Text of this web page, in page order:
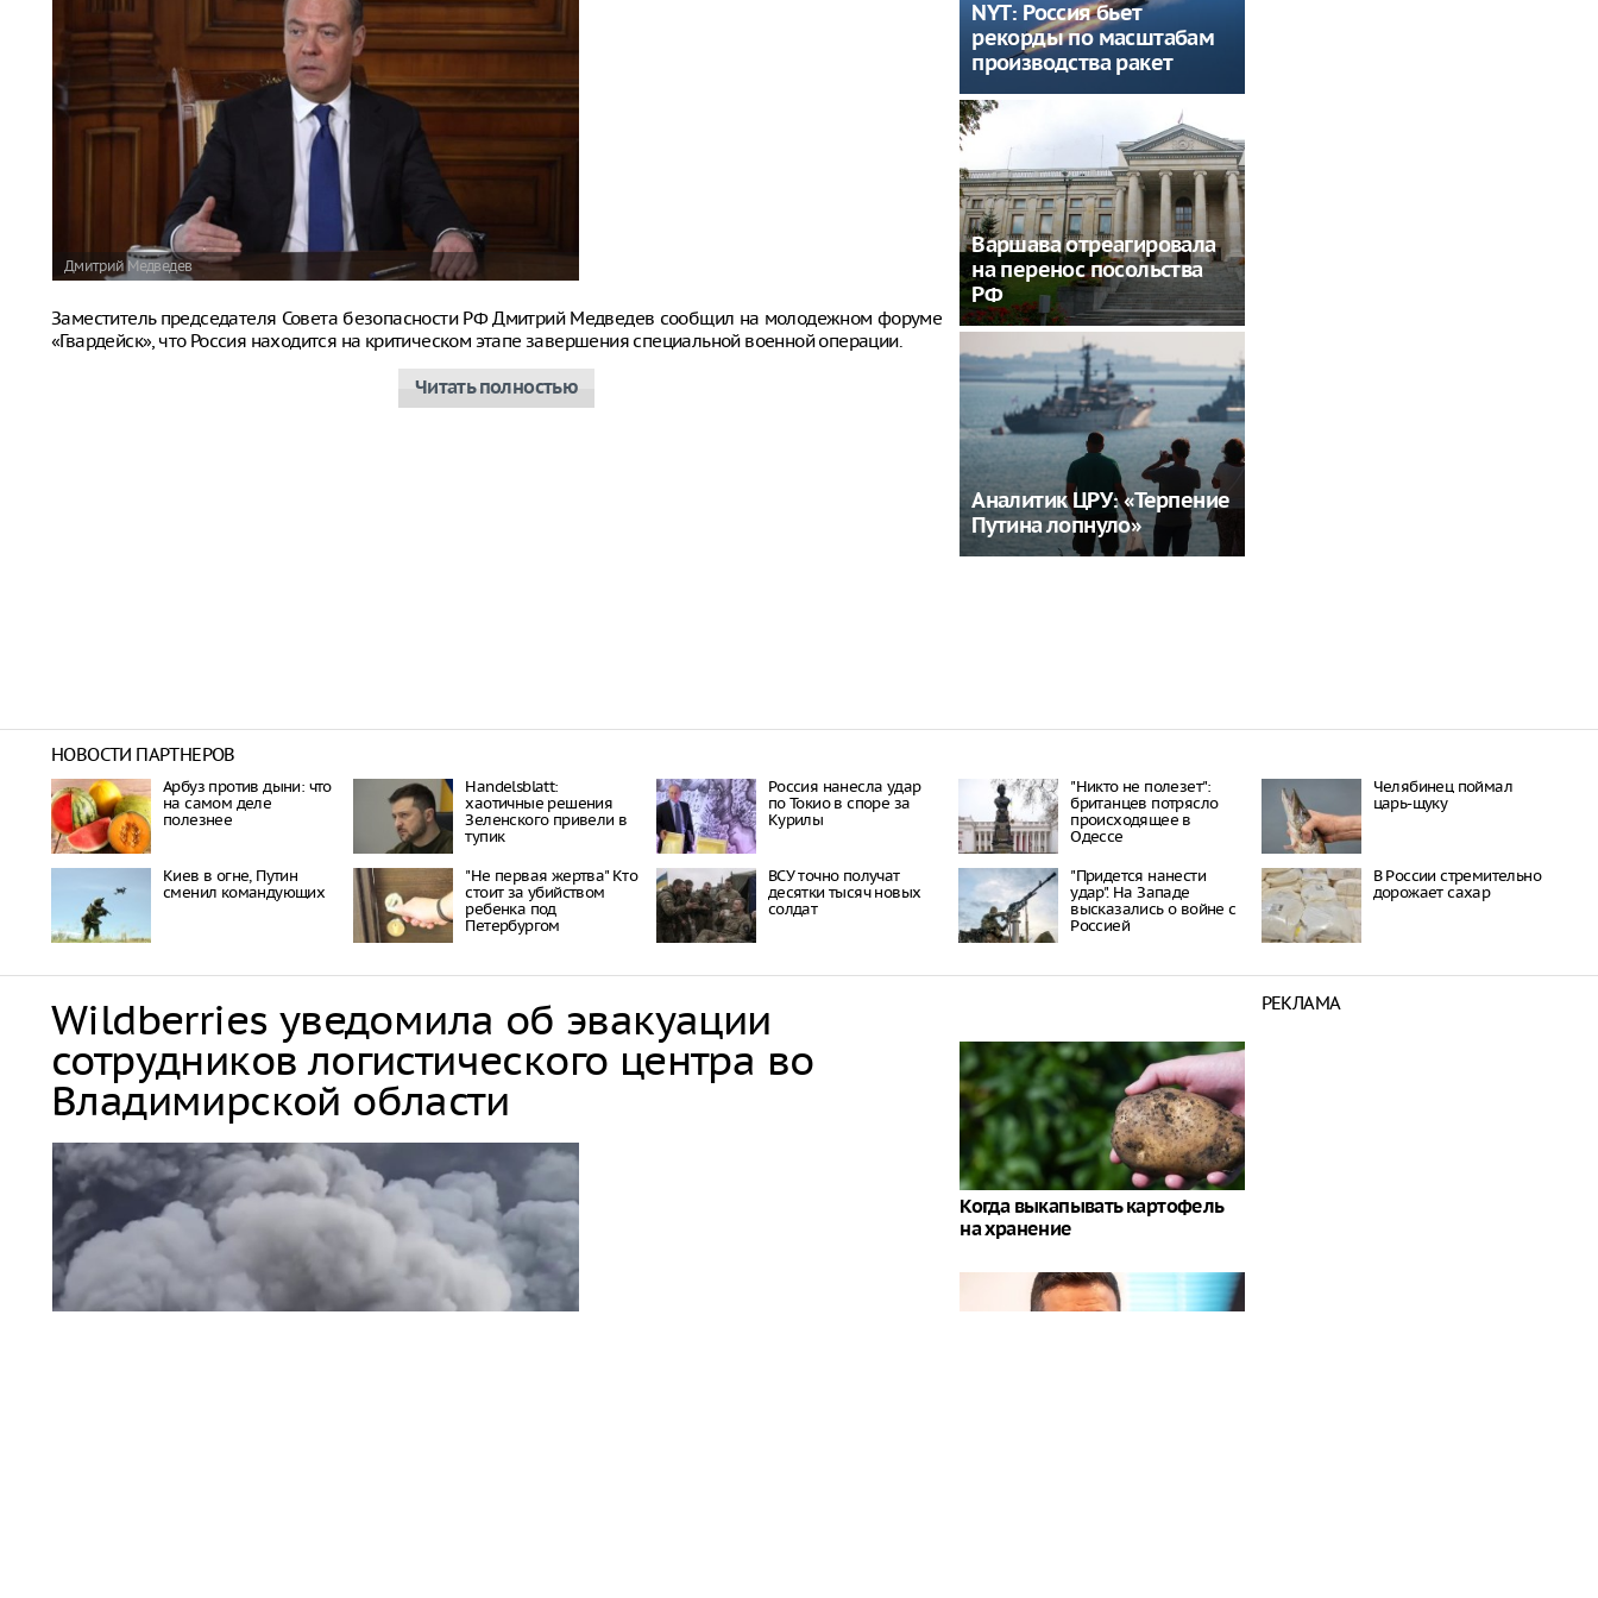
Дмитрий Медведев
Заместитель председателя Совета безопасности РФ Дмитрий Медведев сообщил на молодежном форуме
«Гвардейск», что Россия находится на критическом этапе завершения специальной военной операции.
Читать полностью
NYT: Россия бьет
рекорды по масштабам
производства ракет
Варшава отреагировала
на перенос посольства
РФ
Аналитик ЦРУ: «Терпение
Путина лопнуло»
НОВОСТИ ПАРТНЕРОВ
Арбуз против дыни: что
на самом деле
полезнее
Handelsblatt:
хаотичные решения
Зеленского привели в
тупик
Россия нанесла удар
по Токио в споре за
Курилы
"Никто не полезет":
британцев потрясло
происходящее в
Одессе
Челябинец поймал
царь-щуку
Киев в огне, Путин
сменил командующих
"Не первая жертва" Кто
стоит за убийством
ребенка под
Петербургом
ВСУ точно получат
десятки тысяч новых
солдат
"Придется нанести
удар". На Западе
высказались о войне с
Россией
В России стремительно
дорожает сахар
Wildberries уведомила об эвакуации
сотрудников логистического центра во
Владимирской области
Когда выкапывать картофель
на хранение
РЕКЛАМА